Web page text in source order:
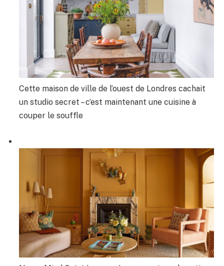
Cette maison de ville de l’ouest de Londres cachait
un studio secret – c’est maintenant une cuisine à
couper le souffle